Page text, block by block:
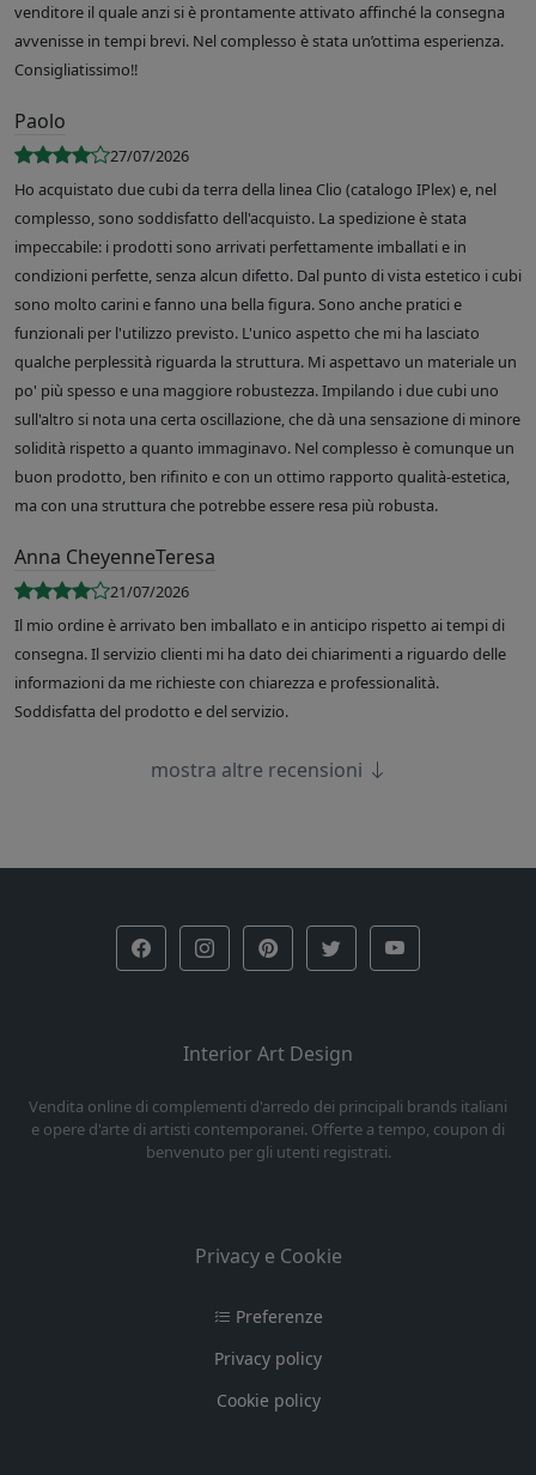
venditore il quale anzi si è prontamente attivato affinché la consegna
avvenisse in tempi brevi. Nel complesso è stata un’ottima esperienza.
Consigliatissimo!!
Paolo
27/07/2026
Ho acquistato due cubi da terra della linea Clio (catalogo IPlex) e, nel
complesso, sono soddisfatto dell'acquisto. La spedizione è stata
impeccabile: i prodotti sono arrivati perfettamente imballati e in
condizioni perfette, senza alcun difetto. Dal punto di vista estetico i cubi
sono molto carini e fanno una bella figura. Sono anche pratici e
funzionali per l'utilizzo previsto. L'unico aspetto che mi ha lasciato
qualche perplessità riguarda la struttura. Mi aspettavo un materiale un
po' più spesso e una maggiore robustezza. Impilando i due cubi uno
sull'altro si nota una certa oscillazione, che dà una sensazione di minore
solidità rispetto a quanto immaginavo. Nel complesso è comunque un
buon prodotto, ben rifinito e con un ottimo rapporto qualità-estetica,
ma con una struttura che potrebbe essere resa più robusta.
Anna CheyenneTeresa
21/07/2026
Il mio ordine è arrivato ben imballato e in anticipo rispetto ai tempi di
consegna. Il servizio clienti mi ha dato dei chiarimenti a riguardo delle
informazioni da me richieste con chiarezza e professionalità.
Soddisfatta del prodotto e del servizio.
mostra altre recensioni
Interior Art Design
Vendita online di complementi d'arredo dei principali brands italiani
e opere d'arte di artisti contemporanei. Offerte a tempo, coupon di
benvenuto per gli utenti registrati.
Privacy e Cookie
Preferenze
Privacy policy
Cookie policy